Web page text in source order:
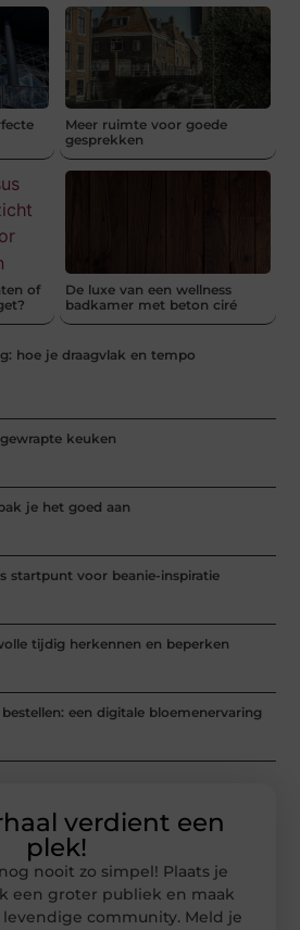
Meer ruimte voor goede
gesprekken
of
De luxe van een wellness
badkamer met beton ciré
hoe je draagvlak en tempo
keuken
je het goed aan
startpunt voor beanie-inspiratie
tijdig herkennen en beperken
een digitale bloemenervaring
verdient een
plek!
nooit zo simpel! Plaats je
een groter publiek en maak
community. Meld je